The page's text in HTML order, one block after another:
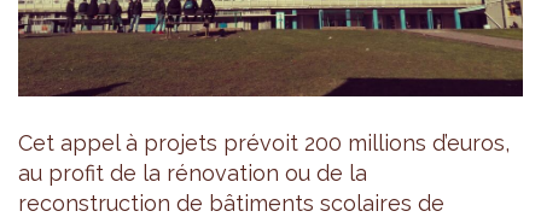
Cet appel à projets prévoit 200 millions d’euros,
au profit de la rénovation ou de la
reconstruction de bâtiments scolaires de